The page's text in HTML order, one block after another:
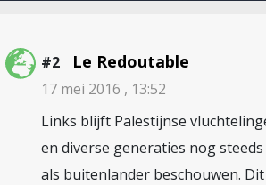
#2 Le Redoutable
17 mei 2016 , 13:52
Links blijft Palestijnse
en diverse generaties nog
als buitenlander beschouwen.